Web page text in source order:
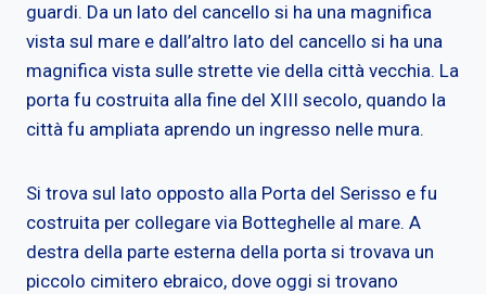
guardi. Da un lato del cancello si ha una magnifica
vista sul mare e dall’altro lato del cancello si ha una
magnifica vista sulle strette vie della città vecchia. La
porta fu costruita alla fine del XIII secolo, quando la
città fu ampliata aprendo un ingresso nelle mura.
Si trova sul lato opposto alla Porta del Serisso e fu
costruita per collegare via Botteghelle al mare. A
destra della parte esterna della porta si trovava un
piccolo cimitero ebraico, dove oggi si trovano